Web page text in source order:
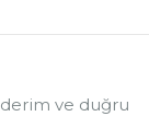
ve duğru